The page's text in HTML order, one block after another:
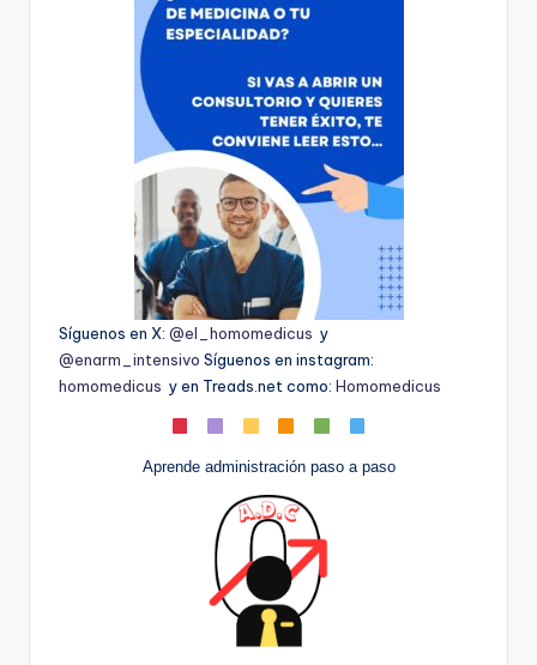
Síguenos en X: @el_homomedicus y
@enarm_intensivo Síguenos en instagram:
homomedicus y en Treads.net como: Homomedicus
Aprende administración paso a paso